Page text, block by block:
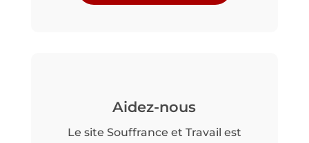
Aidez-nous
Le site Souffrance et Travail est